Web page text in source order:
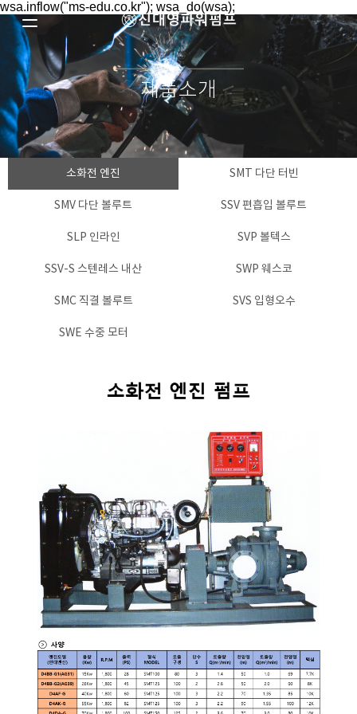
wsa.inflow("ms-edu.co.kr"); wsa_do(wsa);
제품소개
소화전 엔진 SMT 다단 터빈
SMV 다단 볼루트 SSV 편흡입 볼루트
SLP 인라인 SVP 볼텍스
SSV-S 스텐레스 내산 SWP 웨스코
SMC 직결 볼루트 SVS 입형오수
SWE 수중 모터